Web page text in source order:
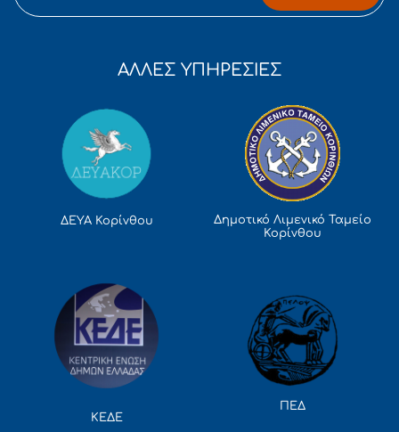
ΑΛΛΕΣ ΥΠΗΡΕΣΙΕΣ
ΔΕΥΑ Κορίνθου
Δημοτικό Λιμενικό Ταμείο
Κορίνθου
ΚΕΔΕ
ΠΕΔ